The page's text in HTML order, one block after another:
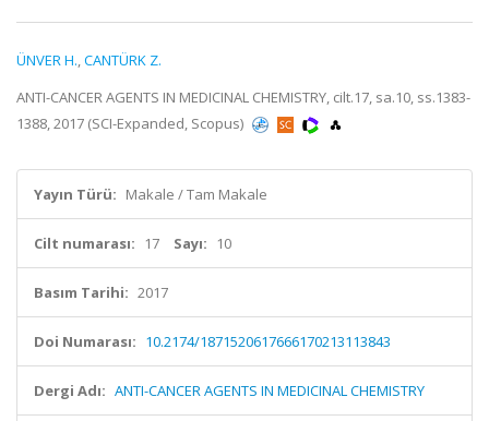
ÜNVER H.,CANTÜRK Z.
ANTI-CANCER AGENTS IN MEDICINAL CHEMISTRY, cilt.17, sa.10, ss.1383-
1388, 2017 (SCI-Expanded, Scopus)
Yayın Türü: Makale / Tam Makale
Cilt numarası: 17 Sayı: 10
Basım Tarihi: 2017
Doi Numarası: 10.2174/1871520617666170213113843
Dergi Adı: ANTI-CANCER AGENTS IN MEDICINAL CHEMISTRY